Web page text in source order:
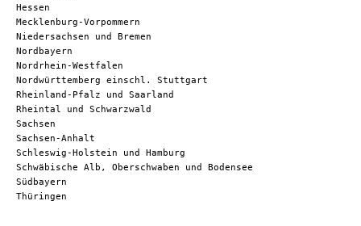
Hessen
Mecklenburg-Vorpommern
Niedersachsen und Bremen
Nordbayern
Nordrhein-Westfalen
Nordwürttemberg einschl. Stuttgart
Rheinland-Pfalz und Saarland
Rheintal und Schwarzwald
Sachsen
Sachsen-Anhalt
Schleswig-Holstein und Hamburg
Schwäbische Alb, Oberschwaben und Bodensee
Südbayern
Thüringen